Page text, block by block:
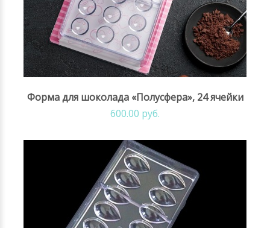
Форма для шоколада «Полусфера», 24 ячейки
600.00 руб.